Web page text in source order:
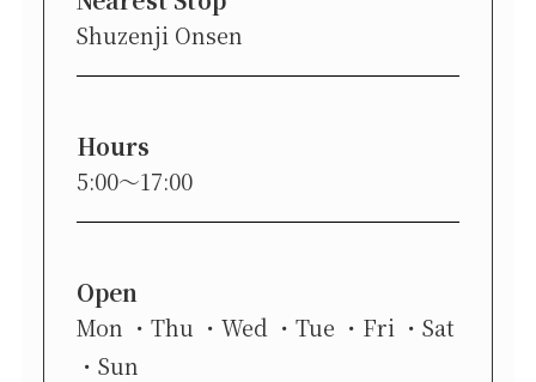
Shuzenji Onsen
Hours
5:00～17:00
Open
Mon Thu Wed Tue Fri
Sat
Sun